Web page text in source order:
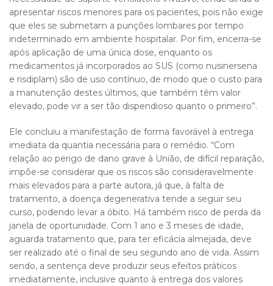
apresentar riscos menores para os pacientes, pois não exige
que eles se submetam a punções lombares por tempo
indeterminado em ambiente hospitalar. Por fim, encerra-se
após aplicação de uma única dose, enquanto os
medicamentos já incorporados ao SUS (como nusinersena
e risdiplam) são de uso contínuo, de modo que o custo para
a manutenção destes últimos, que também têm valor
elevado, pode vir a ser tão dispendioso quanto o primeiro”.
Ele concluiu a manifestação de forma favorável à entrega
imediata da quantia necessária para o remédio. “Com
relação ao perigo de dano grave à União, de difícil reparação,
impõe-se considerar que os riscos são consideravelmente
mais elevados para a parte autora, já que, à falta de
tratamento, a doença degenerativa tende a seguir seu
curso, podendo levar a óbito. Há também risco de perda da
janela de oportunidade. Com 1 ano e 3 meses de idade,
aguarda tratamento que, para ter eficácia almejada, deve
ser realizado até o final de seu segundo ano de vida. Assim
sendo, a sentença deve produzir seus efeitos práticos
imediatamente, inclusive quanto à entrega dos valores